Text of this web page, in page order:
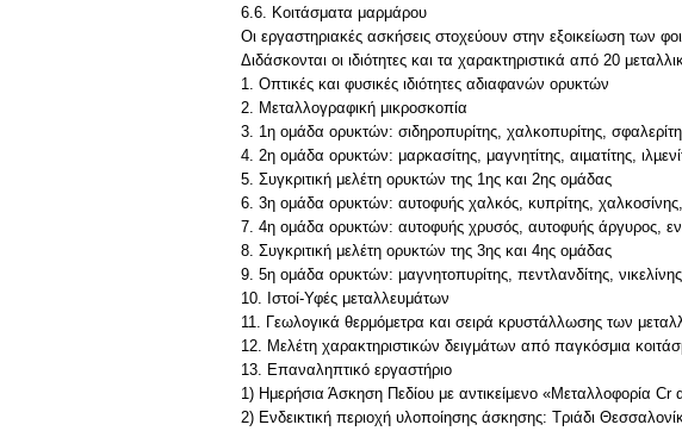
6.6. Κοιτάσματα μαρμάρου
Οι εργαστηριακές ασκήσεις στοχεύουν στην εξοικείωση των
Διδάσκονται οι ιδιότητες και τα χαρακτηριστικά από 20
1. Οπτικές και φυσικές ιδιότητες αδιαφανών ορυκτών
2. Μεταλλογραφική μικροσκοπία
3. 1η ομάδα ορυκτών: σιδηροπυρίτης, χαλκοπυρίτης,
4. 2η ομάδα ορυκτών: μαρκασίτης, μαγνητίτης, αιµατίτης,
5. Συγκριτική μελέτη ορυκτών της 1ης και 2ης ομάδας
6. 3η ομάδα ορυκτών: αυτοφυής χαλκός, κυπρίτης, χαλκοσίνης,
7. 4η ομάδα ορυκτών: αυτοφυής χρυσός, αυτοφυής άργυρος,
8. Συγκριτική μελέτη ορυκτών της 3ης και 4ης ομάδας
9. 5η ομάδα ορυκτών: μαγνητοπυρίτης, πεντλανδίτης,
10. Ιστοί-Υφές μεταλλευμάτων
11. Γεωλογικά θερμόμετρα και σειρά κρυστάλλωσης των
12. Μελέτη χαρακτηριστικών δειγμάτων από παγκόσμια
13. Επαναληπτικό εργαστήριο
1) Ημερήσια Άσκηση Πεδίου με αντικείμενο «Μεταλλοφορία Cr
2) Ενδεικτική περιοχή υλοποίησης άσκησης: Τριάδι